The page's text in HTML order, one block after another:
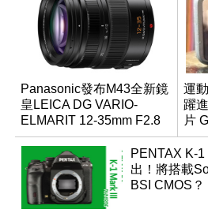
Panasonic發布M43全新鏡
皇LEICA DG VARIO-
ELMARIT 12-35mm F2.8
ASPH. POWER OIS
運
躍
片
間
PENTAX K-
出！將搭載
BSI CMOS？